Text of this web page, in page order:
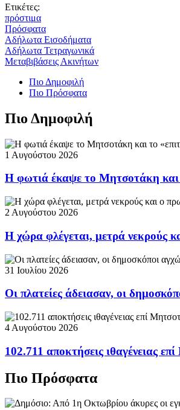
Ετικέτες:
πρόστιμα
Πρόσφατα
Αδήλωτα Εισοδήματα
Αδήλωτα Τετραγωνικά
Μεταβιβάσεις Ακινήτων
Πιο Δημοφιλή
Πιο Πρόσφατα
Πιο Δημοφιλή
1 Αυγούστου 2026
Η φωτιά έκαψε το Μητσοτάκη και
2 Αυγούστου 2026
Η χώρα φλέγεται, μετρά νεκρούς
31 Ιουλίου 2026
Οι πλατείες άδειασαν, οι
4 Αυγούστου 2026
102.711 αποκτήσεις ιθαγένειας
Πιο Πρόσφατα